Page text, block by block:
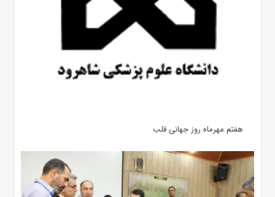
هفتم مهرماه روز جهانی قلب